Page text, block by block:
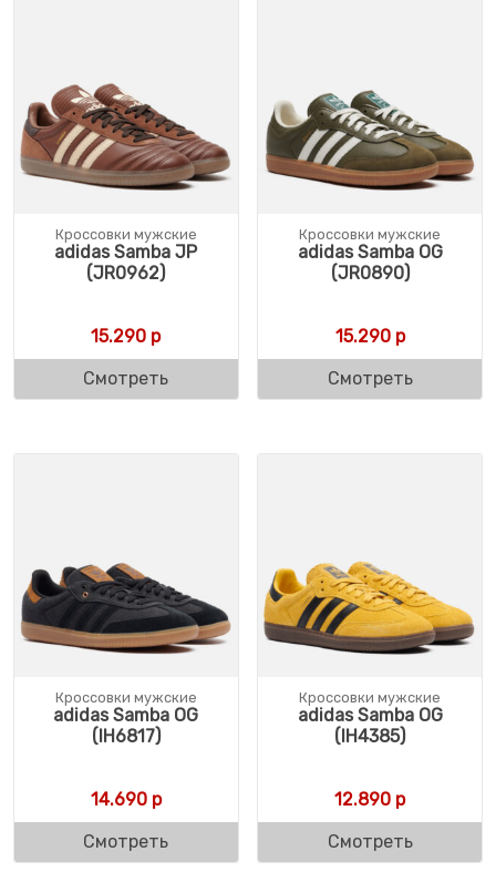
Кроссовки мужские
adidas Samba JP
(JR0962)
15.290 р
Смотреть
Кроссовки мужские
adidas Samba OG
(JR0890)
15.290р
Смотреть
Кроссовки мужские
adidas Samba OG
(IH6817)
14.690р
Смотреть
Кроссовки мужские
adidas Samba OG
(IH4385)
12.890 р
Смотреть